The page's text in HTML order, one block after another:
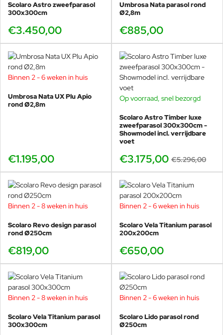
Scolaro Astro zweefparasol
300x300cm
€3.450,00
Umbrosa Nata parasol rond
Ø2,8m
€885,00
Binnen 2 - 6 weken in huis
Umbrosa Nata UX Plu Apio
rond Ø2,8m
€1.195,00
SHOWMODEL
Op voorraad, snel bezorgd
Scolaro Astro Timber luxe
zweefparasol 300x300cm -
Showmodel incl. verrijdbare
voet
€3.175,00 €5.296,00
Binnen 2 - 8 weken in huis
Scolaro Revo design parasol
rond Ø250cm
€819,00
Binnen 2 - 6 weken in huis
Scolaro Vela Titanium parasol
200x200cm
€650,00
Binnen 2 - 8 weken in huis
Scolaro Vela Titanium parasol
300x300cm
Binnen 2 - 6 weken in huis
Scolaro Lido parasol rond
Ø250cm